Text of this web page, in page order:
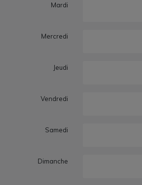
Mardi
Mercredi
Jeudi
Vendredi
Samedi
Dimanche